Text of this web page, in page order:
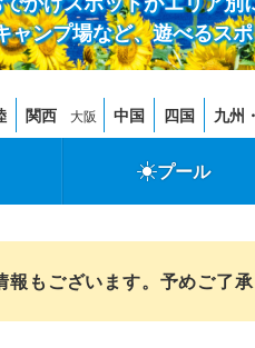
ンプ場など、遊べるス
関西 大阪 中国 四国 九州
プール
もございます。予めご了承